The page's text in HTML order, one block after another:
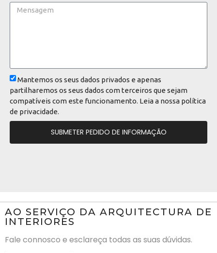
Mantemos os seus dados privados e apenas
partilharemos os seus dados com terceiros que sejam
compatíveis com este funcionamento. Leia a nossa política
de privacidade
SUBMETER PEDIDO DE INFORMAÇÃO
AO SERVIÇO DA ARQUITECTURA DE
INTERIORES
Fale connosco e esclareça todas as suas dúvidas.